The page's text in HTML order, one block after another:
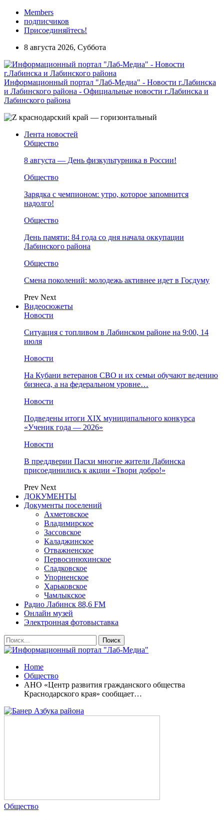
Members
подписчиков
Присоединяйтесь!
8 августа 2026, Суббота
Информационный портал "Лаб-Медиа" - Новости г.Лабинска
и Лабинского района - Официальные новости г.Лабинска и
Лабинского района
Лента новостей
Общество
8 августа — День физкультурника в России!
Общество
Зарядка с чемпионом: утро, которое запомнится
надолго!
Общество
День памяти: 84 года со дня начала оккупации
Лабинского района
Общество
Смена поколений: молодежь активнее идет в Госдуму
Prev Next
Видеосюжеты
Новости
Ситуация с топливом в Лабинском районе на 9:00, 14
июля
Новости
На Кубани ветеранов СВО и их семьи обучают ведению
бизнеса, а на федеральном уровне…
Новости
Подведены итоги XIX муниципального конкурса
«Ученик года — 2026»
Новости
В преддверии Пасхи многие жители Лабинска
присоединились к акции «Твори добро!»
Prev Next
ДОКУМЕНТЫ
Документы поселений
Ахметовское
Владимирское
Зассовское
Каладжинское
Отважненское
Первосинюхинское
Сладковское
Упорненское
Харьковское
Чамлыкское
Радио Лабинск 88,6 FM
Онлайн музей
Электронная фотовыставка
Home
Общество
АНО «Центр развития гражданского общества
Краснодарского края» сообщает…
Общество